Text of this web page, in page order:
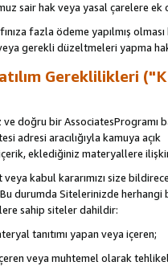
sair hak veya yasal çarelere
fazla ödeme yapılmış
gerekli düzeltmeleri yapma
Gereklilikleri
doğru bir AssociatesProgramı
adresi aracılığıyla kamuya
eklediğiniz materyallere
kabul kararımızı size
durumda Sitelerinizde herhangi
sahip siteler dahildir:
tanıtımı yapan veya içeren;
veya muhtemel olarak